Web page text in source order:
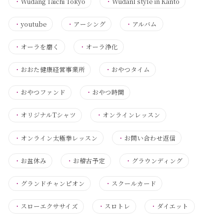
・ youtube ・ アーシング ・ アルバム
・ オーラを磨く ・ オーラ浄化
・ おおた健康経営事業所 ・ おやつタイム
・ おやつファンド ・ おやつ時間
・ オリジナルTシャツ ・ オンラインレッスン
・ オンライン太極拳レッスン ・ お問い合わせ返信
・ お盆休み ・ お稽古予定 ・ グラウンディング
・ グランドチャンピオン ・ スクールカード
・ スローエクササイズ ・ スロトレ ・ ダイエット